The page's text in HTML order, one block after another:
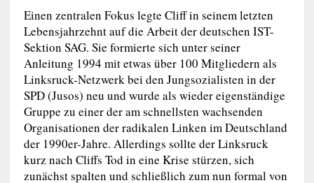
Einen zentralen Fokus legte Cliff in seinem letzten
Lebensjahrzehnt auf die Arbeit der deutschen IST-
Sektion SAG. Sie formierte sich unter seiner
Anleitung 1994 mit etwas über 100 Mitgliedern als
Linksruck-Netzwerk bei den Jungsozialisten in der
SPD (Jusos) neu und wurde als wieder eigenständige
Gruppe zu einer der am schnellsten wachsenden
Organisationen der radikalen Linken im Deutschland
der 1990er-Jahre. Allerdings sollte der Linksruck
kurz nach Cliffs Tod in eine Krise stürzen, sich
zunächst spalten und schließlich zum nun formal von